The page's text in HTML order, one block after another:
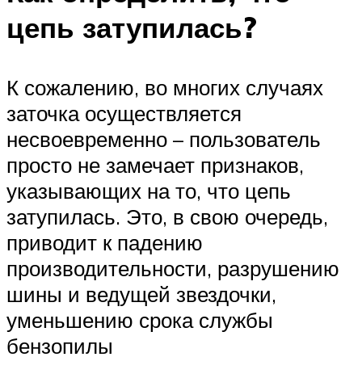
цепь затупилась?
К сожалению, во многих случаях
заточка осуществляется
несвоевременно – пользователь
просто не замечает признаков,
указывающих на то, что цепь
затупилась. Это, в свою очередь,
приводит к падению
производительности, разрушению
шины и ведущей звездочки,
уменьшению срока службы
бензопилы